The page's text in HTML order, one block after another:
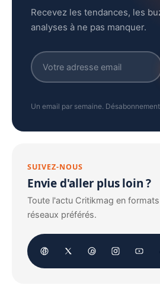
Recevez les tendances, les
analyses à ne pas manquer.
Un email par semaine.
SUIVEZ-NOUS
Envie d'aller plus loin ?
Toute l'actu Critikmag en
réseaux préférés.